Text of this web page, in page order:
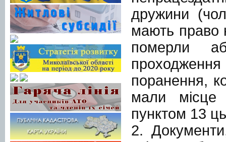
дружини
мають право
померли
поранення,
мали місце
пунктом 13
2.